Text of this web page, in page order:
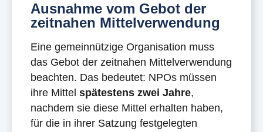
Ausnahme vom Gebot der
zeitnahen Mittelverwendung
Eine gemeinnützige Organisation muss
das Gebot der zeitnahen Mittelverwendung
beachten. Das bedeutet: NPOs müssen
ihre Mittel spätestens zwei Jahre,
nachdem sie diese Mittel erhalten haben,
für die in ihrer Satzung festgelegten